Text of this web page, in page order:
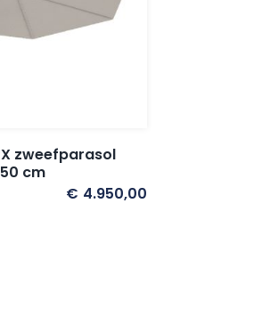
zweefparasol
cm
€ 4.950,00